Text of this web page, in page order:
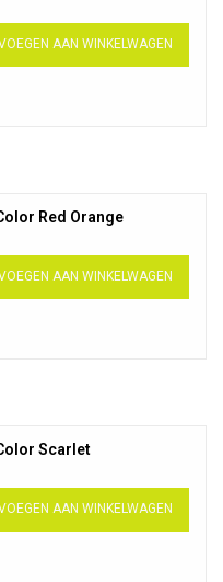
AAN WINKELWAGEN
Red Orange
AAN WINKELWAGEN
Scarlet
AAN WINKELWAGEN